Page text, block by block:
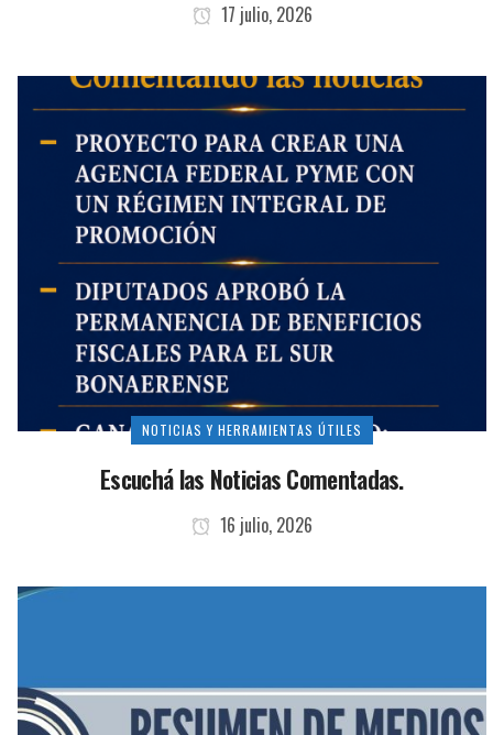
17 julio, 2026
NOTICIAS Y HERRAMIENTAS ÚTILES
Escuchá las Noticias Comentadas.
16 julio, 2026